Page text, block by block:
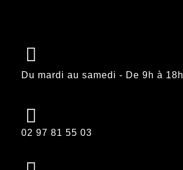
Du mardi au samedi - De 9h à 18h
02 97 81 55 03